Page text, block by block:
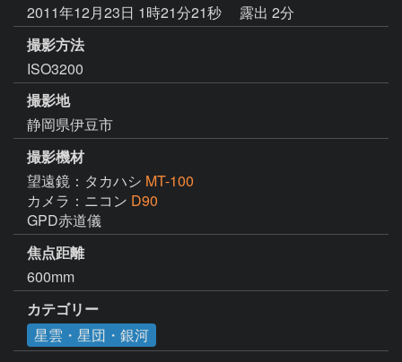
2011年12月23日 1時21分21秒
露出 2分
撮影方法
ISO3200
撮影地
静岡県伊豆市
撮影機材
望遠鏡：タカハシ MT-100
カメラ：ニコン D90
GPD赤道儀
焦点距離
600mm
カテゴリー
星雲・星団・銀河